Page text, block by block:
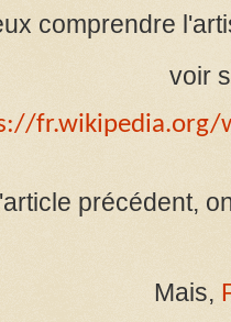
comprendre
voir
fr.wikipedia.org/
précédent,
Mais,